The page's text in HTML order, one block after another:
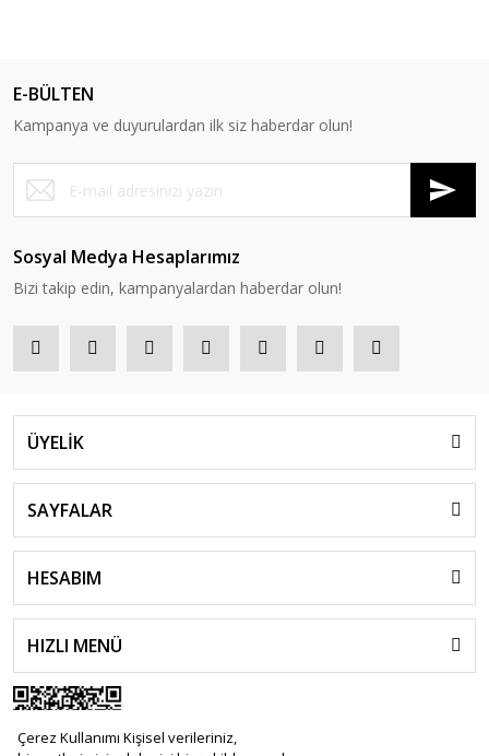
Çerez Kullanımı Kişisel verileriniz,
E-BÜLTEN
Kampanya ve duyurulardan ilk siz haberdar olun!
Sosyal Medya Hesaplarımız
Bizi takip edin, kampanyalardan haberdar olun!
ÜYELİK
SAYFALAR
HESABIM
HIZLI MENÜ